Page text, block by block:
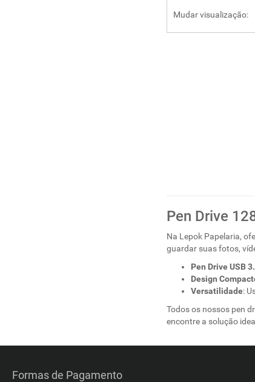
Mudar visualização:
Pen Drive
Na Lepok Papelaria,
guardar suas fotos,
Pen Drive USB
Design
Versatilidade:
Todos os nossos pen
encontre a solução
Formas de Pagamento